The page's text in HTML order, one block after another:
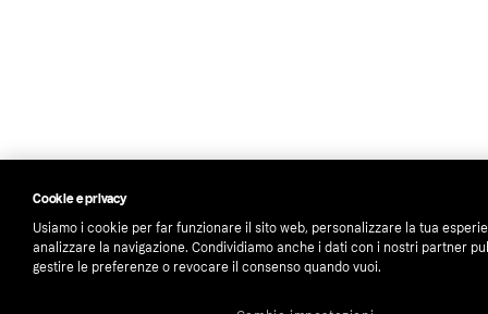
Cookie e privacy
Usiamo i cookie per far funzionare il sito web, personalizzare la tua
analizzare la navigazione. Condividiamo anche i dati con i nostri partner
gestire le preferenze o revocare il consenso quando vuoi.